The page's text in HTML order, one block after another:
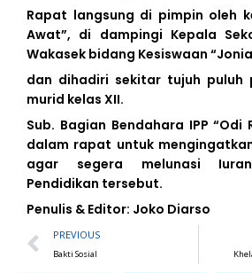
Rapat langsung di pimpin oleh
Awat”, di dampingi Kepala
Wakasek bidang Kesiswaan
dan dihadiri sekitar tujuh puluh
murid kelas XII.
Sub. Bagian Bendahara IPP “Odi
dalam rapat untuk
agar segera melunasi Iuran
Pendidikan tersebut.
Penulis & Editor: Joko Diarso
Prev
PREVIOUS
Bakti Sosial